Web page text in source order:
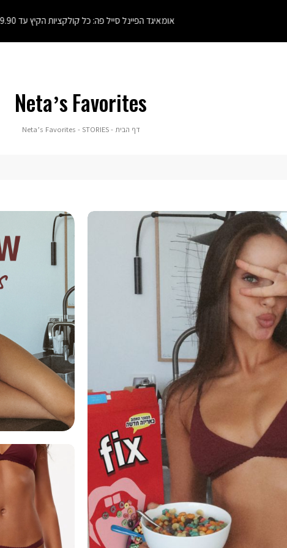
אומאיגד הפיינל סייל פה: כל קולקציות הקיץ עד 79.90!!! >>
Neta’s Favorites
דף הבית דףSTORIES
STORIES
Neta’s Favorites
|
פרסומי: